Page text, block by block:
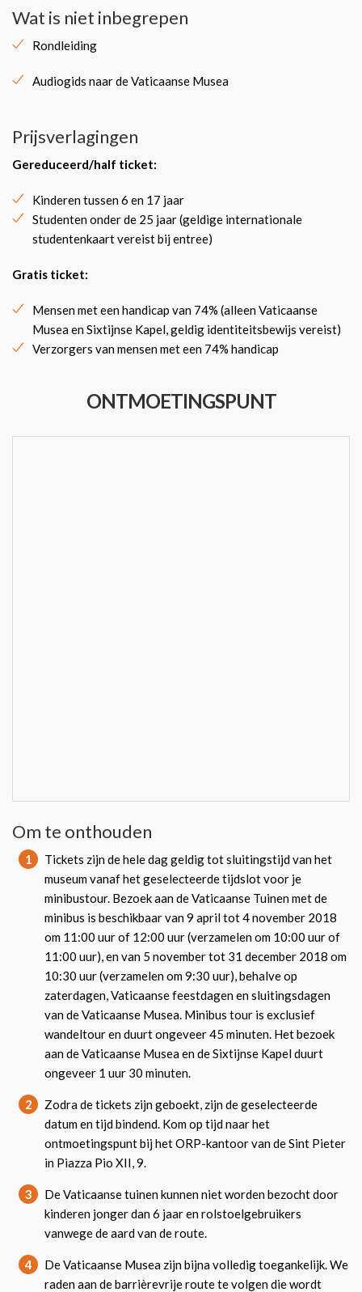
Wat is niet inbegrepen
Rondleiding
Audiogids naar de Vaticaanse Musea
Prijsverlagingen
Gereduceerd/half ticket:
Kinderen tussen 6 en 17 jaar
Studenten onder de 25 jaar (geldige internationale
studentenkaart vereist bij entree)
Gratis ticket:
Mensen met een handicap van 74% (alleen Vaticaanse
Musea en Sixtijnse Kapel, geldig identiteitsbewijs vereist)
Verzorgers van mensen met een 74% handicap
ONTMOETINGSPUNT
Om te onthouden
1
Tickets zijn de hele dag geldig tot sluitingstijd van het
museum vanaf het geselecteerde tijdslot voor je
minibustour. Bezoek aan de Vaticaanse Tuinen met de
minibus is beschikbaar van 9 april tot 4 november 2018
om 11:00 uur of 12:00 uur (verzamelen om 10:00 uur of
11:00 uur), en van 5 november tot 31 december 2018 om
10:30 uur (verzamelen om 9:30 uur), behalve op
zaterdagen, Vaticaanse feestdagen en sluitingsdagen
van de Vaticaanse Musea. Minibus tour is exclusief
wandeltour en duurt ongeveer 45 minuten. Het bezoek
aan de Vaticaanse Musea en de Sixtijnse Kapel duurt
ongeveer 1 uur 30 minuten.
2
Zodra de tickets zijn geboekt, zijn de geselecteerde
datum en tijd bindend. Kom op tijd naar het
ontmoetingspunt bij het ORP-kantoor van de Sint Pieter
in Piazza Pio XII, 9.
3
De Vaticaanse tuinen kunnen niet worden bezocht door
kinderen jonger dan 6 jaar en rolstoelgebruikers
vanwege de aard van de route.
4
De Vaticaanse Musea zijn bijna volledig toegankelijk. We
raden aan de barrièrevrije route te volgen die wordt